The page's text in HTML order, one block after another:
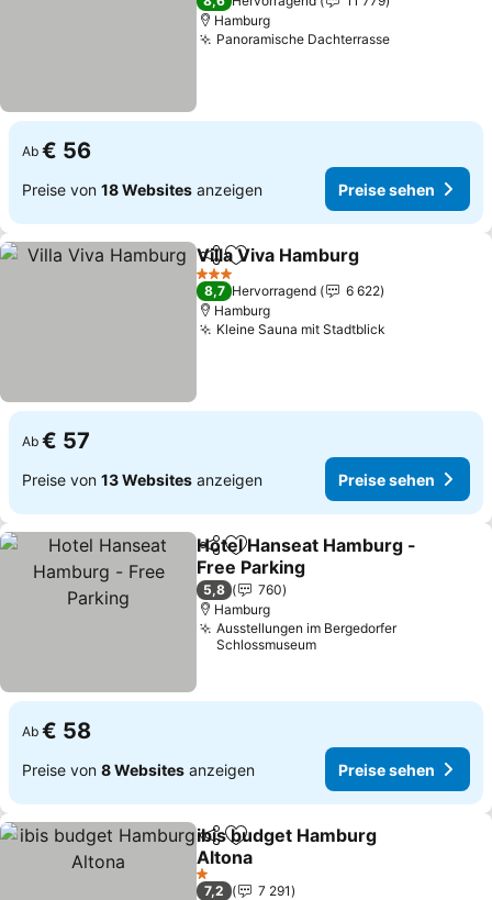
Hamburg
Panoramische DachterrassePreise
Ab € 56
Preise von 18 Websites anzeigen Preise sehen
TeilenZu Favoriten hinzufügen
Villa Viva Hamburg
3 Sterne
8,7 Hervorragend
6 622
Hamburg
Kleine Sauna mit Stadtblick
Ab € 57
Preise von 13 Websites anzeigen Preise sehen
TeilenZu Favoriten hinzufügen
Hotel Hanseat Hamburg -
Free Parking
Preise sehen
5,8
760
Hamburg
Ausstellungen im Bergedorfer
Schlossmuseum
Ab € 58
Preise von 8 Websites anzeigen Preise sehen
TeilenZu Favoriten hinzufügen
ibis budget Hamburg
Altona
Preise sehen
1 Sterne
7,2
7 291